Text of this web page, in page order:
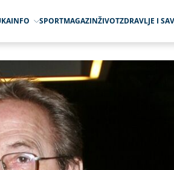
INFO SPORTMAGAZINŽIVOTZDRAVLJE I